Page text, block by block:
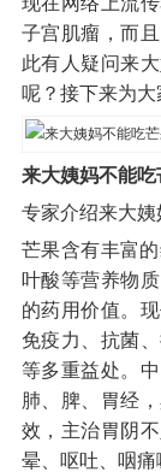
子宫肌瘤，而
此有人疑问来
呢？接下来为大
来大姨妈不能吃
专家介绍来大姨
芒果含有丰富
叶酸等营养物
的药用价值。
免疫力、抗菌
等多重益处。
肺、脾、胃经
效，主治胃阴
晕、呕吐、咽痛